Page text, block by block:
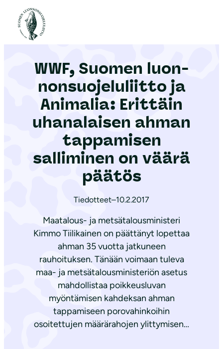
Etusivu
WWF, Suomen luon­
non­suo­je­lu­liit­to ja
Animalia: Erittäin
uhanalaisen ahman
tappamisen
salliminen on väärä
päätös
Tiedotteet–10.2.2017
Maatalous- ja metsätalousministeri
Kimmo Tiilikainen on päättänyt lopettaa
ahman 35 vuotta jatkuneen
rauhoituksen. Tänään voimaan tuleva
maa- ja metsätalousministeriön asetus
mahdollistaa poikkeusluvan
myöntämisen kahdeksan ahman
tappamiseen porovahinkoihin
osoitettujen määrärahojen ylittymisen…